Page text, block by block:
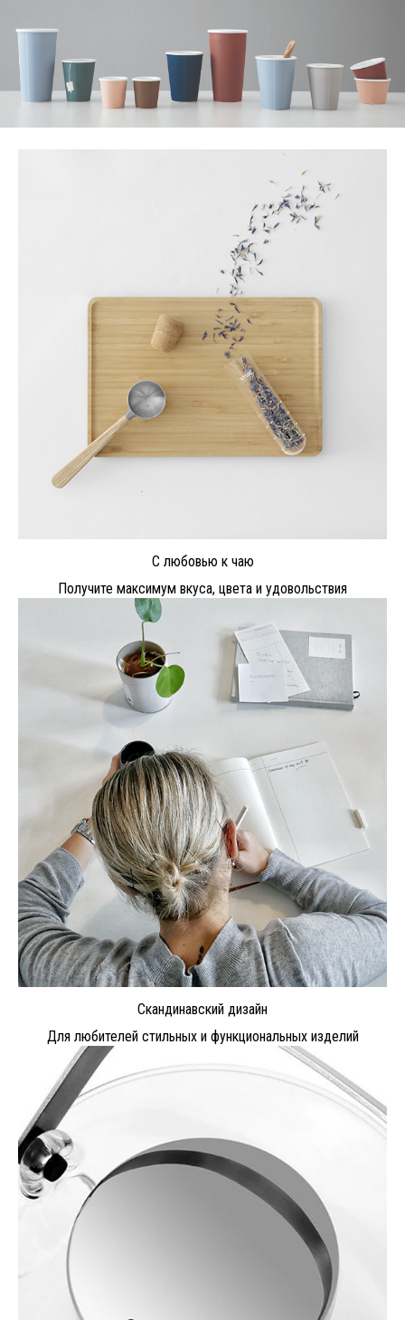
С любовью к чаю
Получите максимум вкуса, цвета и удовольствия
Скандинавский дизайн
Для любителей стильных и функциональных изделий